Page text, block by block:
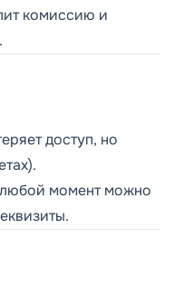
комиссию и
доступ, но
момент можно